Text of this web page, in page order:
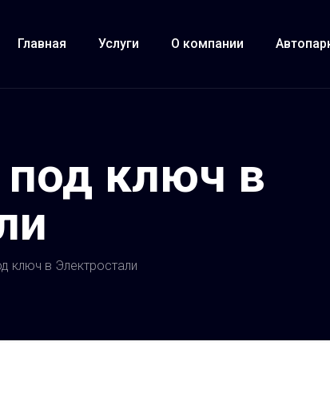
Главная Услуги О компании
под ключ в
ключ в Электростали